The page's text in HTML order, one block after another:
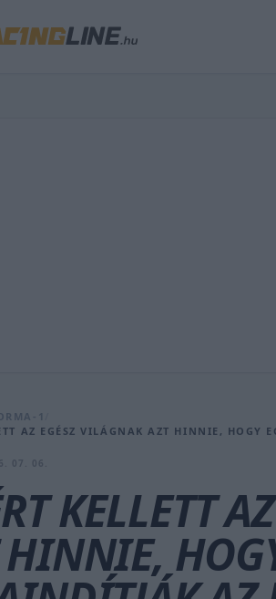
1
AZ EGÉSZ VILÁGNAK AZT HINNIE, HOGY
KELLETT